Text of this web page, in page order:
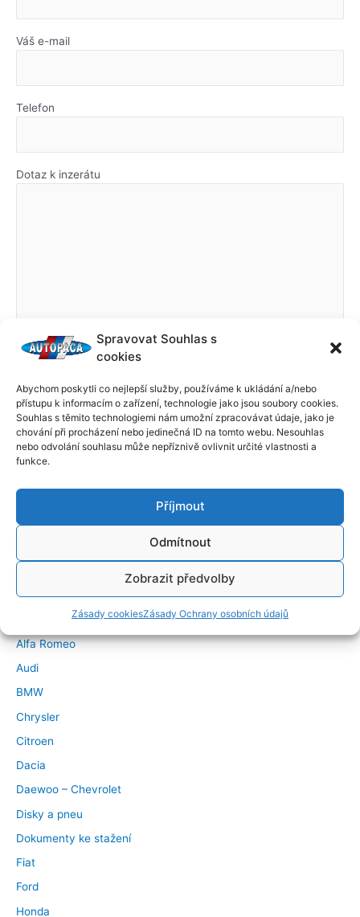
Spravovat Souhlas s
cookies
Abychom poskytli co nejlepší služby, používáme k ukládání a/nebo
přístupu k informacím o zařízení, technologie jako jsou soubory cookies.
Souhlas s těmito technologiemi nám umožní zpracovávat údaje, jako je
chování při procházení nebo jedinečná ID na tomto webu. Nesouhlas
nebo odvolání souhlasu může nepříznivě ovlivnit určité vlastnosti a
funkce.
Příjmout
Odmítnout
Zobrazit předvolby
Zásady cookiesZásady Ochrany osobních údajů
Váš e-mail
Telefon
Dotaz k inzerátu
←Předchozí Příspěvek Další Příspěvek→
Značky vozidel
Alfa Romeo
Audi
BMW
Chrysler
Citroen
Dacia
Daewoo – Chevrolet
Disky a pneu
Dokumenty ke stažení
Fiat
Ford
Honda